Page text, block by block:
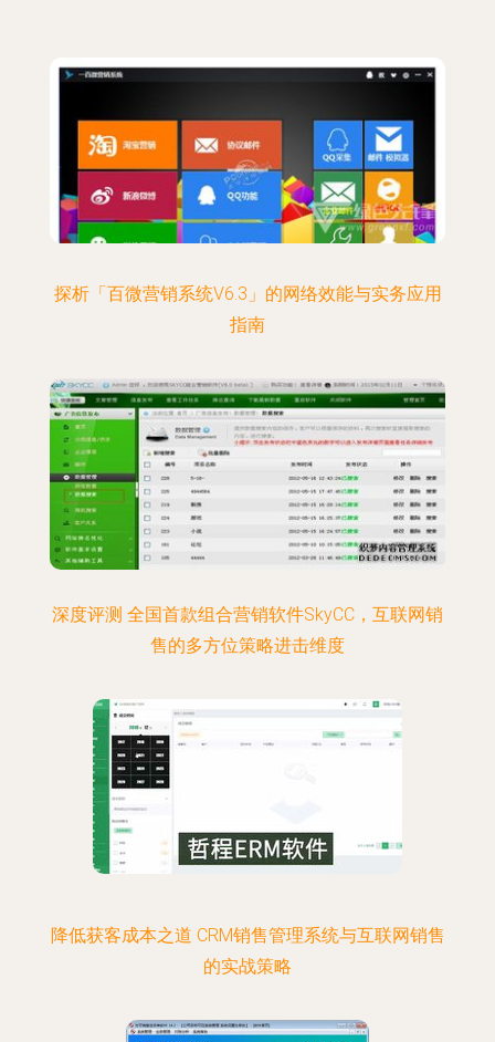
探析「百微营销系统V6.3」的网络效能与实务应用
指南
深度评测 全国首款组合营销软件SkyCC，互联网销
售的多方位策略进击维度
降低获客成本之道 CRM销售管理系统与互联网销售
的实战策略